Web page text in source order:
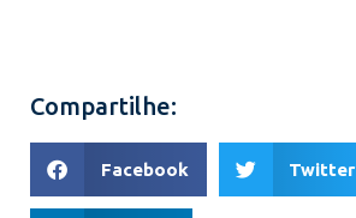
Compartilhe:
Facebook Twitter